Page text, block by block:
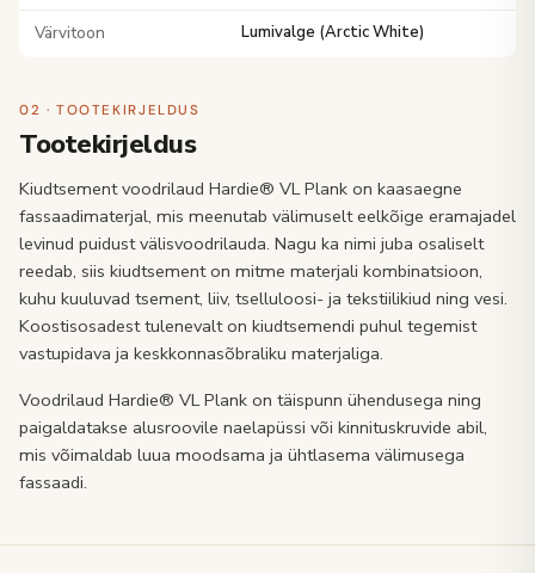
Värvitoon Lumivalge (Arctic White)
02 · TOOTEKIRJELDUS
Tootekirjeldus
Kiudtsement voodrilaud Hardie® VL Plank on kaasaegne
fassaadimaterjal, mis meenutab välimuselt eelkõige eramajadel
levinud puidust välisvoodrilauda. Nagu ka nimi juba osaliselt
reedab, siis kiudtsement on mitme materjali kombinatsioon,
kuhu kuuluvad tsement, liiv, tselluloosi- ja tekstiilikiud ning vesi.
Koostisosadest tulenevalt on kiudtsemendi puhul tegemist
vastupidava ja keskkonnasõbraliku materjaliga.
Voodrilaud Hardie® VL Plank on täispunn ühendusega ning
paigaldatakse alusroovile naelapüssi või kinnituskruvide abil,
mis võimaldab luua moodsama ja ühtlasema välimusega
fassaadi.